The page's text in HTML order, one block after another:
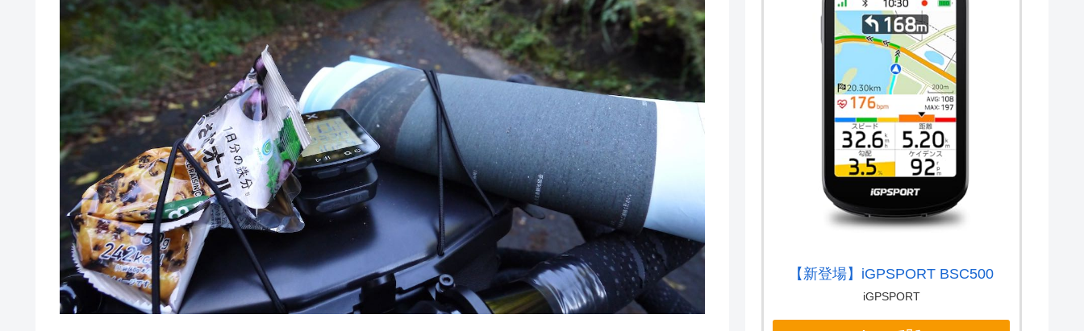
【新登場】iGPSPORT BSC500
iGPSPORT